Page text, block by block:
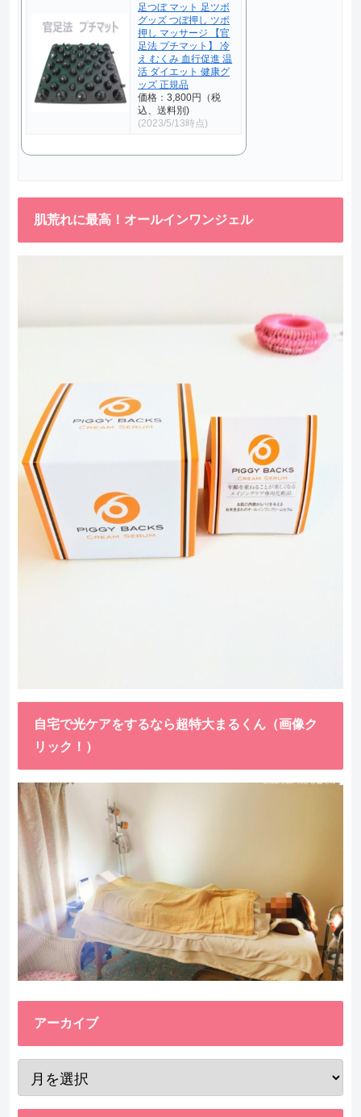
足つぼ マット 足ツボ
グッズ つぼ押し ツボ
押し マッサージ 【官
足法 プチマット】 冷
え むくみ 血行促進 温
活 ダイエット 健康グ
ッズ 正規品
価格：3,800円（税
込、送料別)
(2023/5/13時点)
肌荒れに最高！オールインワンジェル
自宅で光ケアをするなら超特大まるくん（画像ク
リック！）
アーカイブ